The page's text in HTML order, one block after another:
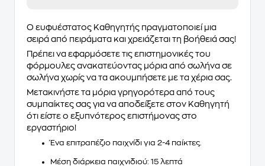
Ο ευφυέστατος Καθηγητής πραγματοποιεί μια
σειρά από πειράματα και χρειάζεται τη βοήθειά σας!
Πρέπει να εφαρμόσετε τις επιστημονικές του
φόρμουλες ανακατεύοντας μόρια από σωλήνα σε
σωλήνα χωρίς να τα ακουμπήσετε με τα χέρια σας.
Μετακινήστε τα μόρια γρηγορότερα από τους
συμπαίκτες σας για να αποδείξετε στον Καθηγητή
ότι είστε ο εξυπνότερος επιστήμονας στο
εργαστήριο!
Ένα επιτραπέζιο παιχνίδι για 2-4 παίκτες.
Μέση διάρκεια παιχνιδιού: 15 λεπτά